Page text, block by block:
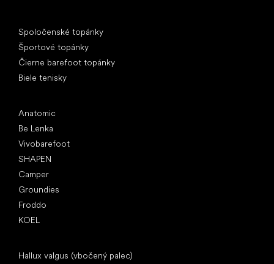
Spoločenské topánky
Športové topánky
Čierne barefoot topánky
Biele tenisky
Anatomic
Be Lenka
Vivobarefoot
SHAPEN
Camper
Groundies
Froddo
KOEL
Hallux valgus (vbočený palec)